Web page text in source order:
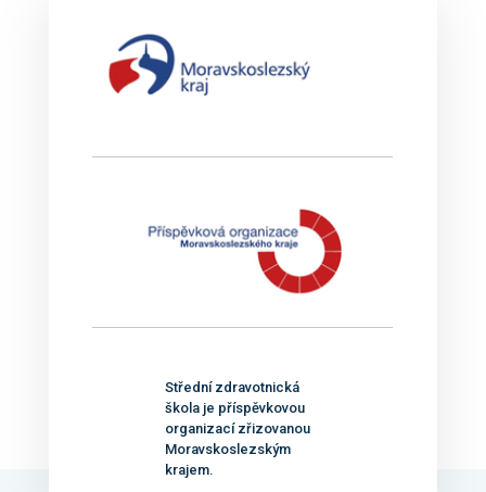
Střední zdravotnická
škola je příspěvkovou
organizací zřizovanou
Moravskoslezským
krajem.